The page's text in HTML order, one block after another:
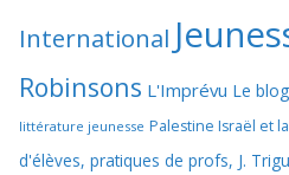
International
Robinsons L'Imprévu Le
littérature jeunesse Palestine Israël et
d'élèves, pratiques de profs, J.